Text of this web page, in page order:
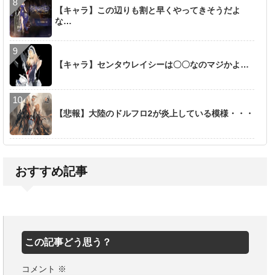
【キャラ】この辺りも割と早くやってきそうだよ
な…
【キャラ】センタウレイシーは〇〇なのマジかよ…
【悲報】大陸のドルフロ2が炎上している模様・・・
おすすめ記事
この記事どう思う？
コメント ※